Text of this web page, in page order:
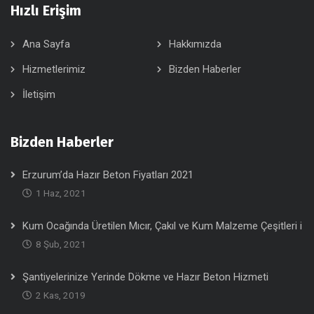
Hızlı Erişim
Ana Sayfa
Hakkımızda
Hizmetlerimiz
Bizden Haberler
İletişim
Bizden Haberler
Erzurum’da Hazır Beton Fiyatları 2021
1 Haz, 2021
Kum Ocağında Üretilen Mıcır, Çakıl ve Kum Malzeme Çeşitleri i
8 Şub, 2021
Şantiyelerinize Yerinde Dökme ve Hazır Beton Hizmeti
2 Kas, 2019